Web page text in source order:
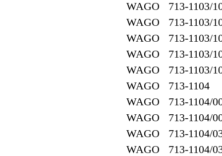
WAGO 713-1103/
WAGO 713-1103/
WAGO 713-1103/
WAGO 713-1103/
WAGO 713-1103/
WAGO 713-1104
WAGO 713-1104/
WAGO 713-1104/
WAGO 713-1104/
WAGO 713-1104/